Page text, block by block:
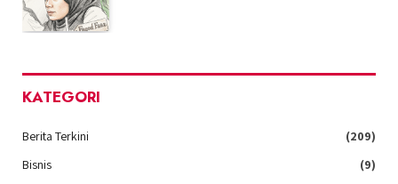
KATEGORI
Berita Terkini
(209)
Bisnis
(9)